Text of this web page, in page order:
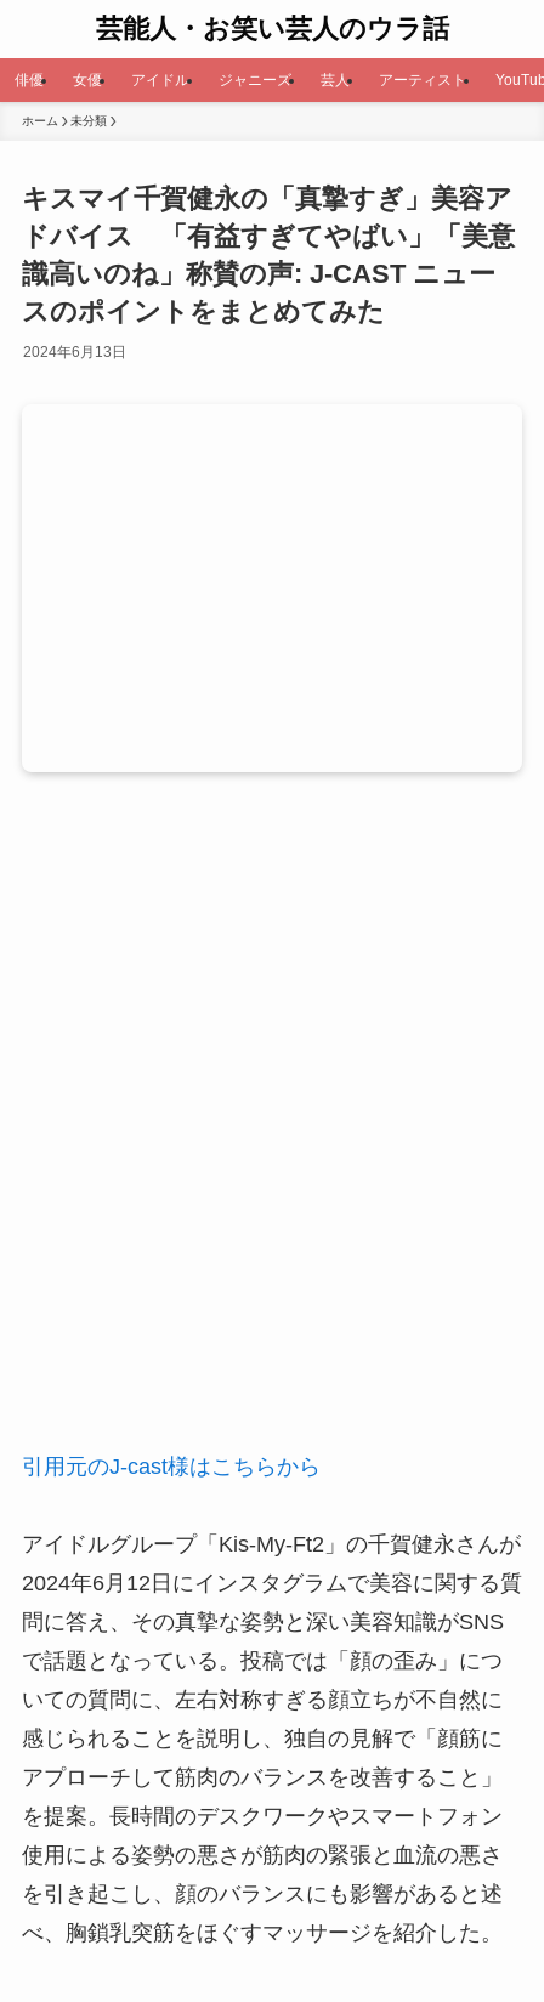
芸能人・お笑い芸人のウラ話
俳優 女優 アイドル ジャニーズ 芸人 アーティスト
ホーム 未分類
キスマイ千賀健永の「真摯すぎ」美容ア
ドバイス 「有益すぎてやばい」「美意
識高いのね」称賛の声: J-CAST ニュー
スのポイントをまとめてみた
2024年6月13日
引用元のJ-cast様はこちらから
アイドルグループ「Kis-My-Ft2」の千賀健永さんが
2024年6月12日にインスタグラムで美容に関する質
問に答え、その真摯な姿勢と深い美容知識がSNS
で話題となっている。投稿では「顔の歪み」につ
いての質問に、左右対称すぎる顔立ちが不自然に
感じられることを説明し、独自の見解で「顔筋に
アプローチして筋肉のバランスを改善すること」
を提案。長時間のデスクワークやスマートフォン
使用による姿勢の悪さが筋肉の緊張と血流の悪さ
を引き起こし、顔のバランスにも影響があると述
べ、胸鎖乳突筋をほぐすマッサージを紹介した。